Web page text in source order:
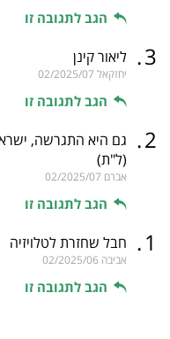
הגב לתגובה זו
3
. ליאור קינן
יחזקאל 02/2025/07
הגב לתגובה זו
2
. גם היא התגרשה,
(ל"ת)
אברם 02/2025/07
הגב לתגובה זו
1
. חבל שחזרת לטלויזיה
אביבה 02/2025/06
הגב לתגובה זו